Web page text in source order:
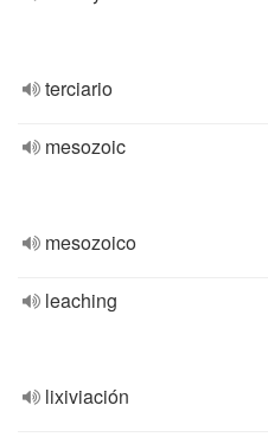
terciario
mesozoic
mesozoico
leaching
lixiviación